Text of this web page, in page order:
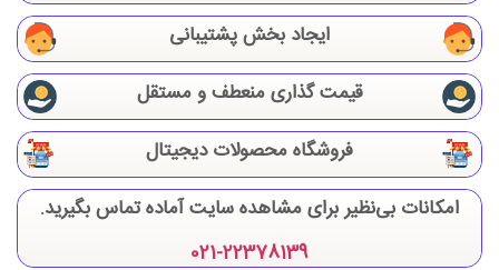
ایجاد بخش پشتیبانی
قیمت گذاری منعطف و مستقل
فروشگاه محصولات دیجیتال
امکانات بی‌نظیر برای مشاهده سایت آماده تماس بگیرید.
021-22378139